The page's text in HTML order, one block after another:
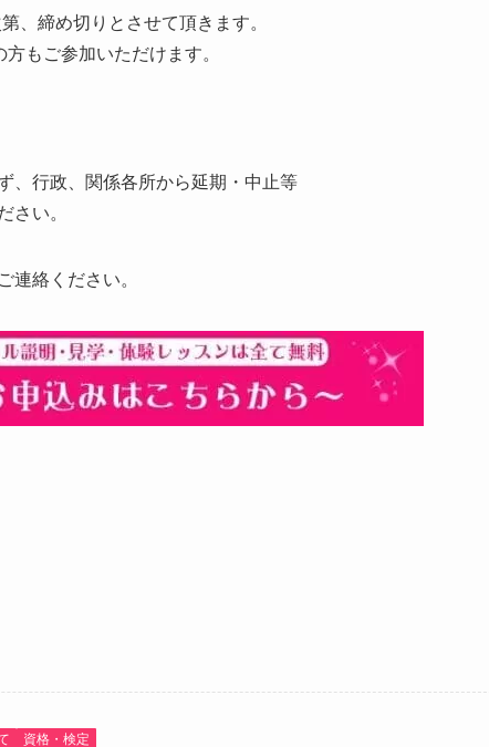
、締め切りとさせて頂きます。
もご参加いただけます。
、行政、関係各所から延期・中止等
さい。
連絡ください。
資格・検定